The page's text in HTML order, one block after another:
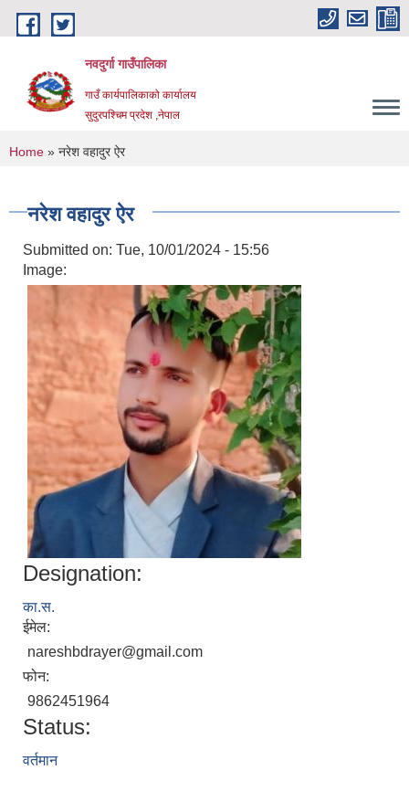
Skip to main content
नवदुर्गा गाउँपालिका
गाउँ कार्यपालिकाको कार्यालय
सुदुरपश्चिम प्रदेश ,नेपाल
You are here
Home » नरेश वहादुर ऐर
नरेश वहादुर ऐर
Submitted on: Tue, 10/01/2024 - 15:56
Image:
Designation:
का.स.
ईमेल:
nareshbdrayer@gmail.com
फोन:
9862451964
Status:
वर्तमान